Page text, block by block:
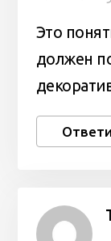
Это
должен